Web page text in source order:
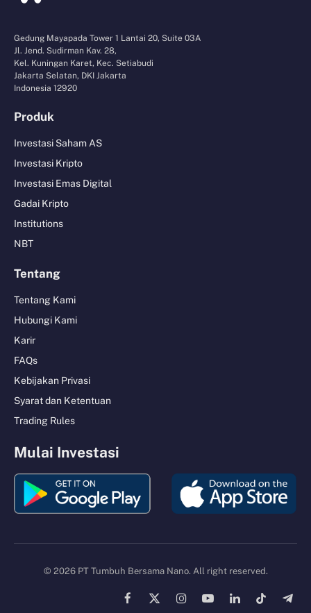
Gedung Mayapada Tower 1 Lantai 20, Suite 03A
Jl. Jend. Sudirman Kav. 28,
Kel. Kuningan Karet, Kec. Setiabudi
Jakarta Selatan, DKI Jakarta
Indonesia 12920
Produk
Investasi Saham AS
Investasi Kripto
Investasi Emas Digital
Gadai Kripto
Institutions
NBT
Tentang
Tentang Kami
Hubungi Kami
Karir
FAQs
Kebijakan Privasi
Syarat dan Ketentuan
Trading Rules
Mulai Investasi
© 2026 PT Tumbuh Bersama Nano. All right reserved.
Facebook
X InstagramYouTubeLinkedInTikTok